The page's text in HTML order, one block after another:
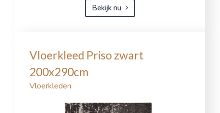
Bekijk nu
Vloerkleed Priso zwart
200x290cm
Vloerkleden